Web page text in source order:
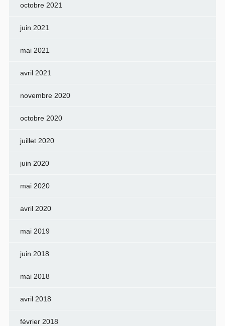
octobre 2021
juin 2021
mai 2021
avril 2021
novembre 2020
octobre 2020
juillet 2020
juin 2020
mai 2020
avril 2020
mai 2019
juin 2018
mai 2018
avril 2018
février 2018